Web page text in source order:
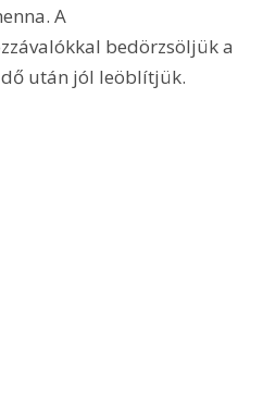
A
bedörzsöljük a
után jól leöblítjük.